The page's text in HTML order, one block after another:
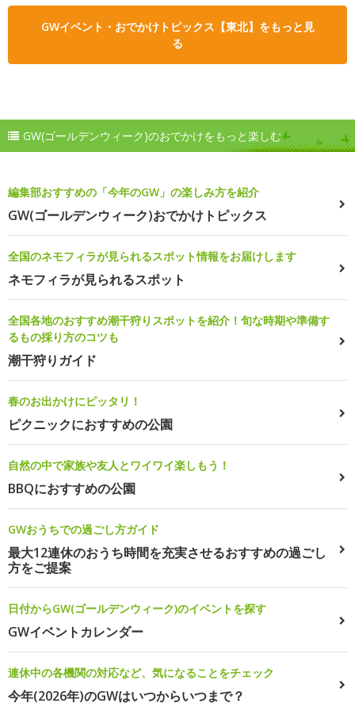
GWイベント・おでかけトピックス【東北】をもっと見
る
GW(ゴールデンウィーク)のおでかけをもっと楽しむ
編集部おすすめの「今年のGW」の楽しみ方を紹介
GW(ゴールデンウィーク)おでかけトピックス
全国のネモフィラが見られるスポット情報をお届けします
ネモフィラが見られるスポット
全国各地のおすすめ潮干狩りスポットを紹介！旬な時期や準備す
るもの採り方のコツも
潮干狩りガイド
春のお出かけにピッタリ！
ピクニックにおすすめの公園
自然の中で家族や友人とワイワイ楽しもう！
BBQにおすすめの公園
GWおうちでの過ごし方ガイド
最大12連休のおうち時間を充実させるおすすめの過ごし
方をご提案
日付からGW(ゴールデンウィーク)のイベントを探す
GWイベントカレンダー
連休中の各機関の対応など、気になることをチェック
今年(2026年)のGWはいつからいつまで？